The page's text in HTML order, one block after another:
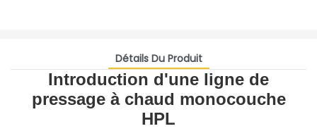
Détails Du Produit
Introduction d'une ligne de
pressage à chaud monocouche
HPL